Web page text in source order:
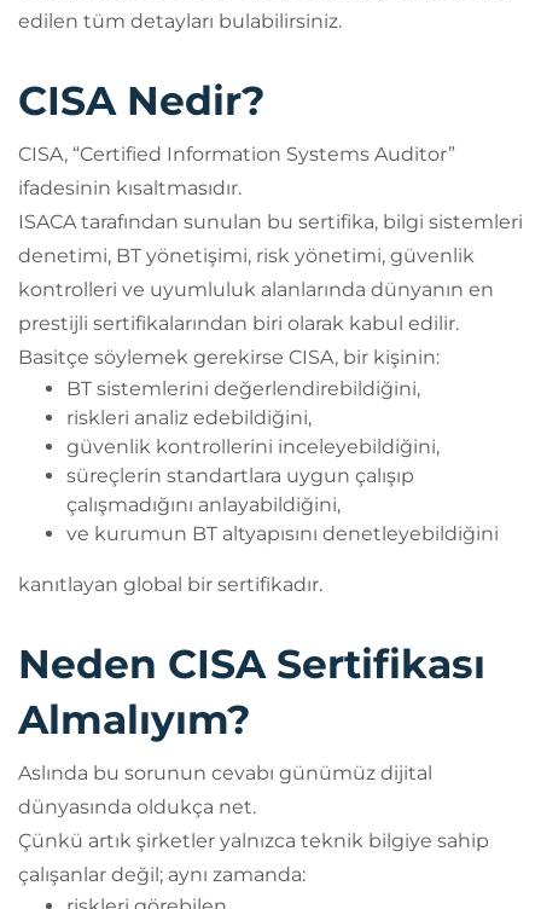
edilen tüm detayları bulabilirsiniz.
CISA Nedir?
CISA, “Certified Information Systems Auditor”
ifadesinin kısaltmasıdır.
ISACA tarafından sunulan bu sertifika, bilgi sistemleri
denetimi, BT yönetişimi, risk yönetimi, güvenlik
kontrolleri ve uyumluluk alanlarında dünyanın en
prestijli sertifikalarından biri olarak kabul edilir.
Basitçe söylemek gerekirse CISA, bir kişinin:
BT sistemlerini değerlendirebildiğini,
riskleri analiz edebildiğini,
güvenlik kontrollerini inceleyebildiğini,
süreçlerin standartlara uygun çalışıp
çalışmadığını anlayabildiğini,
ve kurumun BT altyapısını denetleyebildiğini
kanıtlayan global bir sertifikadır.
Neden CISA Sertifikası
Almalıyım?
Aslında bu sorunun cevabı günümüz dijital
dünyasında oldukça net.
Çünkü artık şirketler yalnızca teknik bilgiye sahip
çalışanlar değil; aynı zamanda: